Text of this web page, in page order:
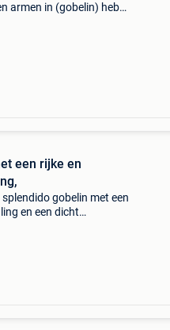
armen in (gobelin) heb
een rijke en
gobelin met een
en een dicht